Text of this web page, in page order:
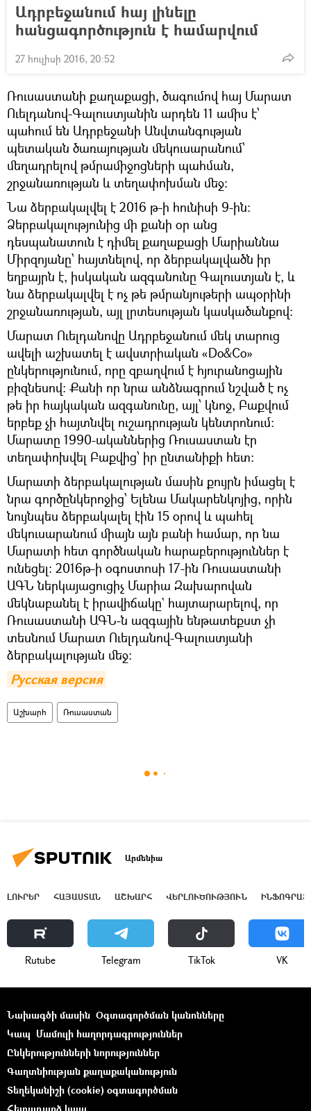
Ադրբեջանում հայ լինելը
հանցագործություն է համարվում
27 հուլիսի 2016, 20:52
Ռուսաստանի քաղաքացի, ծագումով հայ Մարատ
Ուելդանով-Գալուստյանին արդեն 11 ամիս է՝
պահում են Ադրբեջանի Անվտանգության
պետական ծառայության մեկուսարանում՝
մեղադրելով թմրամիջոցների պահման,
շրջանառության և տեղափոխման մեջ։
Նա ձերբակալվել է 2016 թ-ի հունիսի 9-ին։
Ձերբակալությունից մի քանի օր անց
դեսպանատուն է դիմել քաղաքացի Մարիաննա
Միրզոյանը՝ հայտնելով, որ ձերբակալվածն իր
եղբայրն է, իսկական ազգանունը Գալուստյան է, և
նա ձերբակալվել է ոչ թե թմրանյութերի ապօրինի
շրջանառության, այլ լրտեսության կասկածանքով։
Մարատ Ուելդանովը Ադրբեջանում մեկ տարուց
ավելի աշխատել է ավստրիական «Do&Co»
ընկերությունում, որը զբաղվում է հյուրանոցային
բիզնեսով: Քանի որ նրա անձնագրում նշված է ոչ
թե իր հայկական ազգանունը, այլ՝ կնոջ, Բաքվում
երբեք չի հայտնվել ուշադրության կենտրոնում:
Մարատը 1990-ականներից Ռուսաստան էր
տեղափոխվել Բաքվից՝ իր ընտանիքի հետ:
Մարատի ձերբակալության մասին քույրն իմացել է
նրա գործընկերոջից՝ Ելենա Մակարենկոյից, որին
նույնպես ձերբակալել էին 15 օրով և պահել
մեկուսարանում միայն այն բանի համար, որ նա
Մարատի հետ գործնական հարաբերություններ է
ունեցել։ 2016թ-ի օգոստոսի 17-ին Ռուսաստանի
ԱԳՆ ներկայացուցիչ Մարիա Զախարովան
մեկնաբանել է իրավիճակը` հայտարարելով, որ
Ռուսաստանի ԱԳՆ-ն ազգային ենթատեքստ չի
տեսնում Մարատ Ուելդանով-Գալուստյանի
ձերբակալության մեջ։
Русская версия
Աշխարհ Ռուսաստան
Արմենիա
ԼՈՒՐԵՐ ՀԱՅԱՍՏԱՆ ԱՇԽԱՐՀ ՎԵՐԼՈՒԾՈՒԹՅՈՒՆ
Rutube Telegram ТikТоk VK
Նախագծի մասին Օգտագործման կանոնները
Կապ Մամուլի հաղորդագրություններ
Ընկերությունների նորություններ
Գաղտնիության քաղաքականություն
Տեղեկանիշի (cookie) օգտագործման